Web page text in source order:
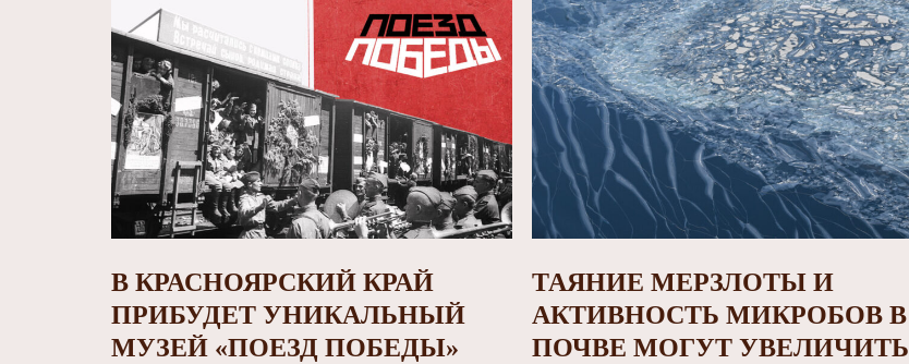
В КРАСНОЯРСКИЙ КРАЙ
ПРИБУДЕТ УНИКАЛЬНЫЙ
МУЗЕЙ «ПОЕЗД ПОБЕДЫ»
ТАЯНИЕ МЕРЗЛОТЫ И
АКТИВНОСТЬ МИКРОБОВ В
ПОЧВЕ МОГУТ УВЕЛИЧИТЬ